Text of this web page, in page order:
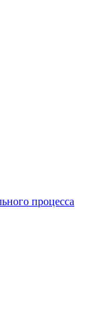
процесса